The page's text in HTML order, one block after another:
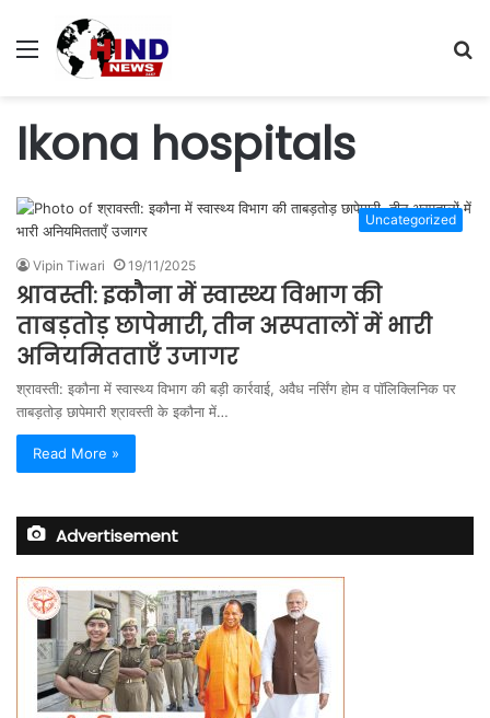
Menu
Ikona hospitals
Uncategorized
Vipin Tiwari 19/11/2025
श्रावस्ती: इकौना में स्वास्थ्य विभाग की
ताबड़तोड़ छापेमारी, तीन अस्पतालों में भारी
अनियमितताएँ उजागर
श्रावस्ती: इकौना में स्वास्थ्य विभाग की बड़ी कार्रवाई, अवैध नर्सिंग होम व पॉलिक्लिनिक पर
ताबड़तोड़ छापेमारी श्रावस्ती के इकौना में…
Read More »
Advertisement